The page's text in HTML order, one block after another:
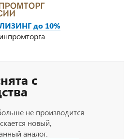
до 10%
с
не производится.
новый,
аналог.